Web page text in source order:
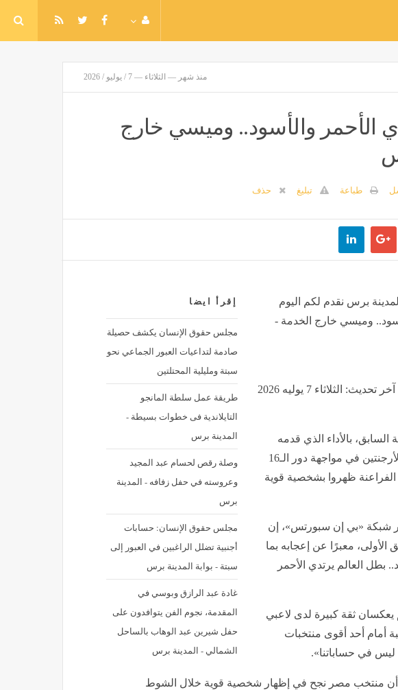
منذ شهر — الثلاثاء — 7 / يوليو / 2026
الأحمر والأسود.. وميسي خارج
طباعة تبليغ حذف
إقرأ ايضا
مجلس حقوق الإنسان يكشف حصيلة
صادمة لتداعيات العبور الجماعي نحو
سبتة ومليلية المحتلتين
طريقة عمل سلطة المانجو
التايلاندية فى خطوات بسيطة -
المدينة برس
وصلة رقص لحسام عبد المجيد
وعروسته في حفل زفافه - المدينة
برس
مجلس حقوق الإنسان: حسابات
أجنبية تضلل الراغبين في العبور إلى
سبتة - بوابة المدينة برس
غادة عبد الرازق وبوسي في
المقدمة، نجوم الفن يتوافدون على
حفل شيرين عبد الوهاب بالساحل
الشمالي - المدينة برس
برس نقدم لكم اليوم
وميسي خارج الخدمة -
نشر في: الثلاثاء 7 يوليه 2026 - 8:05 م | آخر تحديث: الثلاثاء 7 يوليه 2026
السابق، بالأداء الذي قدمه
منتخب مصر خلال الشوط الأول أمام الأرجنتين في مواجهة دور الـ16
2026، مؤكدًا أن الفراعنة ظهروا بشخصية قوية
شبكة «بي إن سبورتس»، إن
معبرًا عن إعجابه بما
بطل العالم يرتدي الأحمر
يعكسان ثقة كبيرة لدى لاعبي
أمام أحد أقوى منتخبات
ليس في حساباتنا».
أن منتخب مصر نجح في إظهار شخصية قوية خلال الشوط